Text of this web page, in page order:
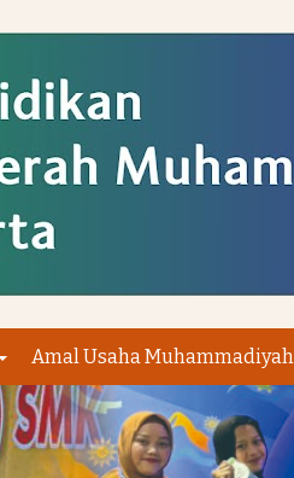
Amal Usaha Muhammadiyah